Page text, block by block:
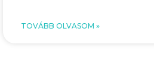
TOVÁBB OLVASOM »